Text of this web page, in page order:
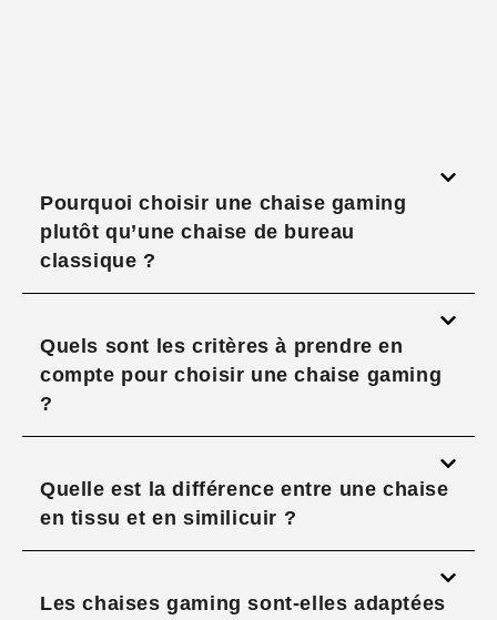
Pourquoi choisir une chaise gaming
plutôt qu’une chaise de bureau
classique ?
Quels sont les critères à prendre en
compte pour choisir une chaise gaming
?
Quelle est la différence entre une chaise
en tissu et en similicuir ?
Les chaises gaming sont-elles adaptées